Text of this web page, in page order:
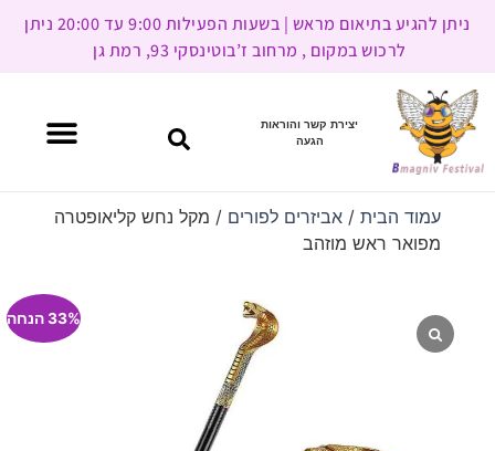
ניתן להגיע בתיאום מראש | בשעות הפעילות 9:00 עד 20:00 ניתן
לרכוש במקום , מרחוב ז’בוטינסקי 93, רמת גן
יצירת קשר והוראות
הגעה
עמוד הבית/ אביזרים לפורים / מקל נחש קליאופטרה
מפואר ראש מוזהב
33% הנחה